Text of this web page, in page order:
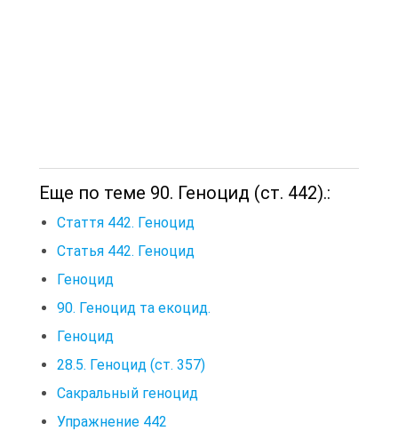
Еще по теме 90. Геноцид (ст. 442).:
Стаття 442. Геноцид
Статья 442. Геноцид
Геноцид
90. Геноцид та екоцид.
Геноцид
28.5. Геноцид (ст. 357)
Сакральный геноцид
Упражнение 442